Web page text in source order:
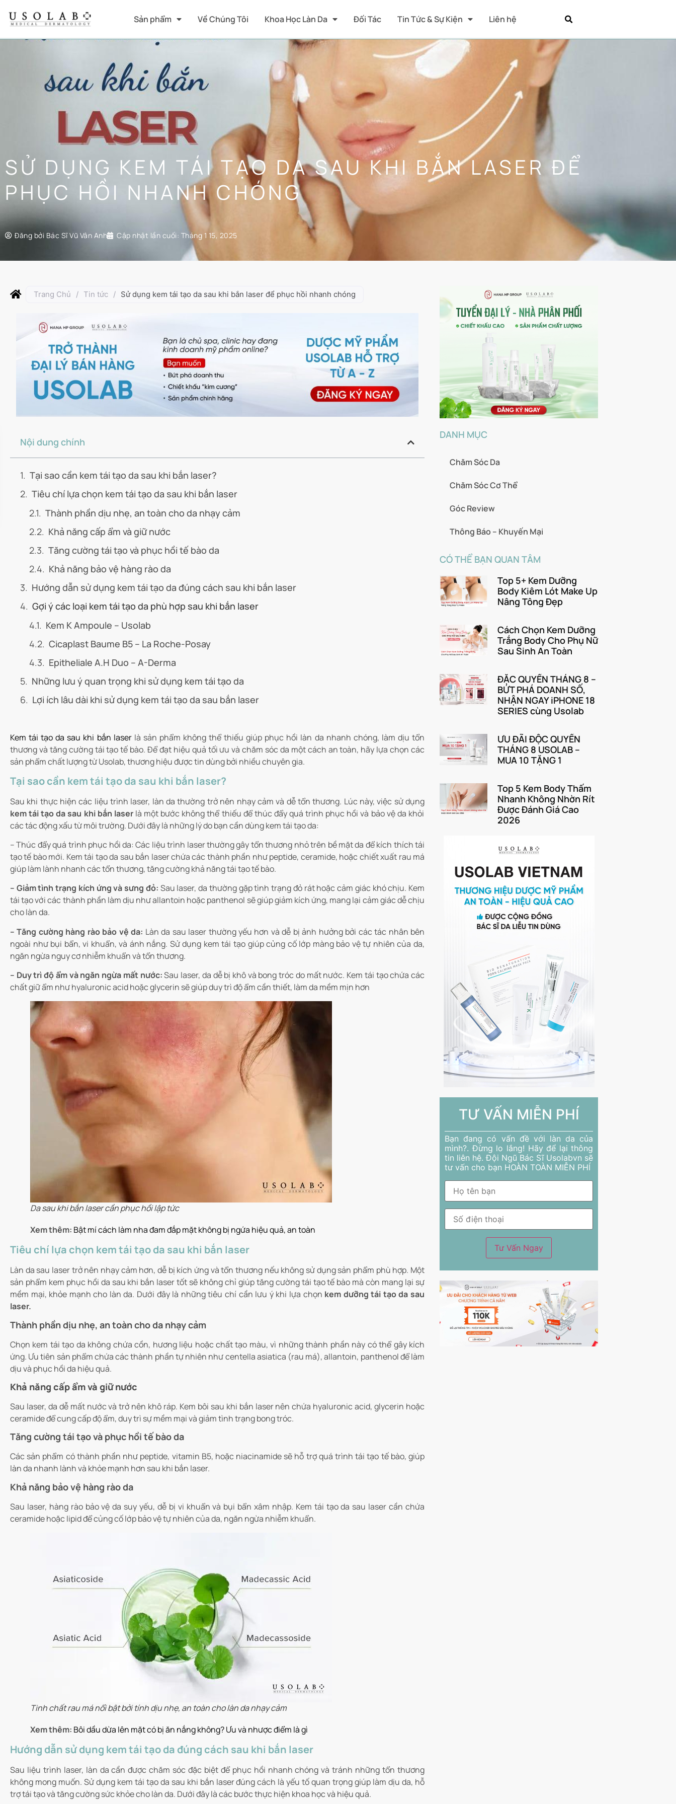
Sản phẩm Về Chúng Tôi Khoa Học Làn Da Đối Tác Tin Tức & Sự Kiện Liên hệ
SỬ DỤNG KEM TÁI TẠO DA SAU KHI BẮN LASER ĐỂ
PHỤC HỒI NHANH CHÓNG
Đăng bởi Bác Sĩ Vũ Vân Anh Cập nhật lần cuối: Tháng 1 15, 2025
Trang Chủ / Tin tức / Sử dụng kem tái tạo da sau khi bắn laser để phục hồi nhanh chóng
Nội dung chính
Tại sao cần kem tái tạo da sau khi bắn laser?
Tiêu chí lựa chọn kem tái tạo da sau khi bắn laser
Thành phần dịu nhẹ, an toàn cho da nhạy cảm
Khả năng cấp ẩm và giữ nước
Tăng cường tái tạo và phục hồi tế bào da
Khả năng bảo vệ hàng rào da
Hướng dẫn sử dụng kem tái tạo da đúng cách sau khi bắn laser
Gợi ý các loại kem tái tạo da phù hợp sau khi bắn laser
Kem K Ampoule – Usolab
Cicaplast Baume B5 – La Roche-Posay
Epitheliale A.H Duo – A-Derma
Những lưu ý quan trọng khi sử dụng kem tái tạo da
Lợi ích lâu dài khi sử dụng kem tái tạo da sau bắn laser
Kem tái tạo da sau khi bắn laserlà sản phẩm không thể thiếu giúp phục hồi làn da nhanh chóng, làm dịu tổn
thương và tăng cường tái tạo tế bào. Để đạt hiệu quả tối ưu và chăm sóc da một cách an toàn, hãy lựa chọn các
sản phẩm chất lượng từ Usolab, thương hiệu được tin dùng bởi nhiều chuyên gia.
Tại sao cần kem tái tạo da sau khi bắn laser?
Sau khi thực hiện các liệu trình laser, làn da thường trở nên nhạy cảm và dễ tổn thương. Lúc này, việc sử dụng
kem tái tạo da sau khi bắn laserlà một bước không thể thiếu để thúc đẩy quá trình phục hồi và bảo vệ da khỏi
các tác động xấu từ môi trường. Dưới đây là những lý do bạn cần dùng kem tái tạo da:
– Thúc đẩy quá trình phục hồi da: Các liệu trình laser thường gây tổn thương nhỏ trên bề mặt da để kích thích tái
tạo tế bào mới. Kem tái tạo da sau bắn laser chứa các thành phần như peptide, ceramide, hoặc chiết xuất rau má
giúp làm lành nhanh các tổn thương, tăng cường khả năng tái tạo tế bào.
– Giảm tình trạng kích ứng và sưng đỏ: Sau laser, da thường gặp tình trạng đỏ rát hoặc cảm giác khó chịu. Kem
tái tạo với các thành phần làm dịu như allantoin hoặc panthenol sẽ giúp giảm kích ứng, mang lại cảm giác dễ chịu
cho làn da.
– Tăng cường hàng rào bảo vệ da: Làn da sau laser thường yếu hơn và dễ bị ảnh hưởng bởi các tác nhân bên
ngoài như bụi bẩn, vi khuẩn, và ánh nắng. Sử dụng kem tái tạo giúp củng cố lớp màng bảo vệ tự nhiên của da,
ngăn ngừa nguy cơ nhiễm khuẩn và tổn thương.
– Duy trì độ ẩm và ngăn ngừa mất nước:Sau laser, da dễ bị khô và bong tróc do mất nước. Kem tái tạo chứa các
chất giữ ẩm như hyaluronic acid hoặc glycerin sẽ giúp duy trì độ ẩm cần thiết, làm da mềm mịn hơn
Da sau khi bắn laser cần phục hồi lập tức
Xem thêm: Bật mí cách làm nha đam đắp mặt không bị ngứa hiệu quả, an toàn
Tiêu chí lựa chọn kem tái tạo da sau khi bắn laser
Làn da sau laser trở nên nhạy cảm hơn, dễ bị kích ứng và tổn thương nếu không sử dụng sản phẩm phù hợp. Một
sản phẩm kem phục hồi da sau khi bắn laser tốt sẽ không chỉ giúp tăng cường tái tạo tế bào mà còn mang lại sự
mềm mại, khỏe mạnh cho làn da. Dưới đây là những tiêu chí cần lưu ý khi lựa chọn kem dưỡng tái tạo da sau
laser.
Thành phần dịu nhẹ, an toàn cho da nhạy cảm
Chọn kem tái tạo da không chứa cồn, hương liệu hoặc chất tạo màu, vì những thành phần này có thể gây kích
ứng. Ưu tiên sản phẩm chứa các thành phần tự nhiên như centella asiatica (rau má), allantoin, panthenol để làm
dịu và phục hồi da hiệu quả.
Khả năng cấp ẩm và giữ nước
Sau laser, da dễ mất nước và trở nên khô ráp. Kem bôi sau khi bắn laser nên chứa hyaluronic acid, glycerin hoặc
ceramide để cung cấp độ ẩm, duy trì sự mềm mại và giảm tình trạng bong tróc.
Tăng cường tái tạo và phục hồi tế bào da
Các sản phẩm có thành phần như peptide, vitamin B5, hoặc niacinamide sẽ hỗ trợ quá trình tái tạo tế bào, giúp
làn da nhanh lành và khỏe mạnh hơn sau khi bắn laser.
Khả năng bảo vệ hàng rào da
Sau laser, hàng rào bảo vệ da suy yếu, dễ bị vi khuẩn và bụi bẩn xâm nhập. Kem tái tạo da sau laser cần chứa
ceramide hoặc lipid để củng cố lớp bảo vệ tự nhiên của da, ngăn ngừa nhiễm khuẩn.
Tinh chất rau má nổi bật bởi tính dịu nhẹ, an toàn cho làn da nhạy cảm
Xem thêm: Bôi dầu dừa lên mặt có bị ăn nắng không? Ưu và nhược điểm là gì
Hướng dẫn sử dụng kem tái tạo da đúng cách sau khi bắn laser
Sau liệu trình laser, làn da cần được chăm sóc đặc biệt để phục hồi nhanh chóng và tránh những tổn thương
không mong muốn. Sử dụng kem tái tạo da sau khi bắn laser đúng cách là yếu tố quan trọng giúp làm dịu da, hỗ
trợ tái tạo và tăng cường sức khỏe cho làn da. Dưới đây là các bước thực hiện khoa học và hiệu quả.
DANH MỤC
Chăm Sóc Da
Chăm Sóc Cơ Thể
Góc Review
Thông Báo – Khuyến Mại
CÓ THỂ BẠN QUAN TÂM
Top 5+ Kem Dưỡng
Body Kiêm Lót Make Up
Nâng Tông Đẹp
Cách Chọn Kem Dưỡng
Trắng Body Cho Phụ Nữ
Sau Sinh An Toàn
ĐẶC QUYỀN THÁNG 8 –
BỨT PHÁ DOANH SỐ,
NHẬN NGAY iPHONE 18
SERIES cùng Usolab
ƯU ĐÃI ĐỘC QUYỀN
THÁNG 8 USOLAB –
MUA 10 TẶNG 1
Top 5 Kem Body Thấm
Nhanh Không Nhờn Rít
Được Đánh Giá Cao
2026
TƯ VẤN MIỄN PHÍ
Bạn đang có vấn đề với làn da của
mình?. Đừng lo lắng! Hãy để lại thông
tin liên hệ. Đội Ngũ Bác Sĩ Usolabvn sẽ
tư vấn cho bạn HOÀN TOÀN MIỄN PHÍ